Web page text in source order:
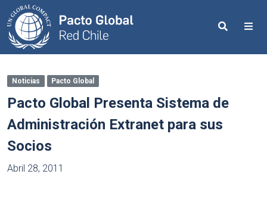
Search
Noticias Pacto Global
Pacto Global Presenta Sistema de
Administración Extranet para sus
Socios
Abril 28, 2011